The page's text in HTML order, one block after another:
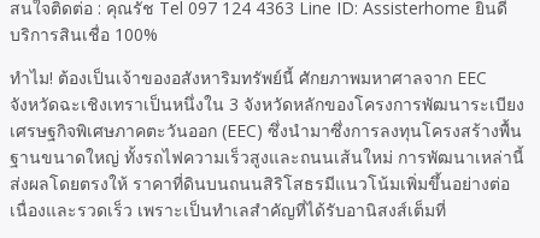
สนใจติดต่อ : คุณรัช Tel 097 124 4363 Line ID: Assisterhome ยินดี
บริการสินเชื่อ 100%
ทำไม! ต้องเป็นเจ้าของอสังหาริมทรัพย์นี้ ศักยภาพมหาศาลจาก EEC
จังหวัดฉะเชิงเทราเป็นหนึ่งใน 3 จังหวัดหลักของโครงการพัฒนาระเบียง
เศรษฐกิจพิเศษภาคตะวันออก (EEC) ซึ่งนำมาซึ่งการลงทุนโครงสร้างพื้น
ฐานขนาดใหญ่ ทั้งรถไฟความเร็วสูงและถนนเส้นใหม่ การพัฒนาเหล่านี้
ส่งผลโดยตรงให้ ราคาที่ดินบนถนนสิริโสธรมีแนวโน้มเพิ่มขึ้นอย่างต่อ
เนื่องและรวดเร็ว เพราะเป็นทำเลสำคัญที่ได้รับอานิสงส์เต็มที่